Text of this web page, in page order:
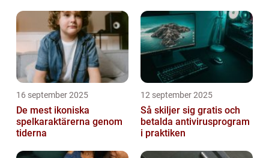
16 september 2025
De mest ikoniska
spelkaraktärerna genom
tiderna
12 september 2025
Så skiljer sig gratis och
betalda antivirusprogram
i praktiken